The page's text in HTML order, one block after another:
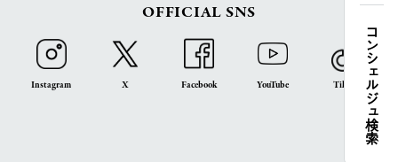
コンシェルジュ検索
OFFICIAL SNS
Instagram X Facebook YouTube TikTok